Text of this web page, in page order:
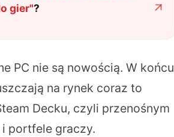
gier"?
PC nie są nowością. W końcu
na rynek coraz to
Decku, czyli przenośnym
i portfele graczy.